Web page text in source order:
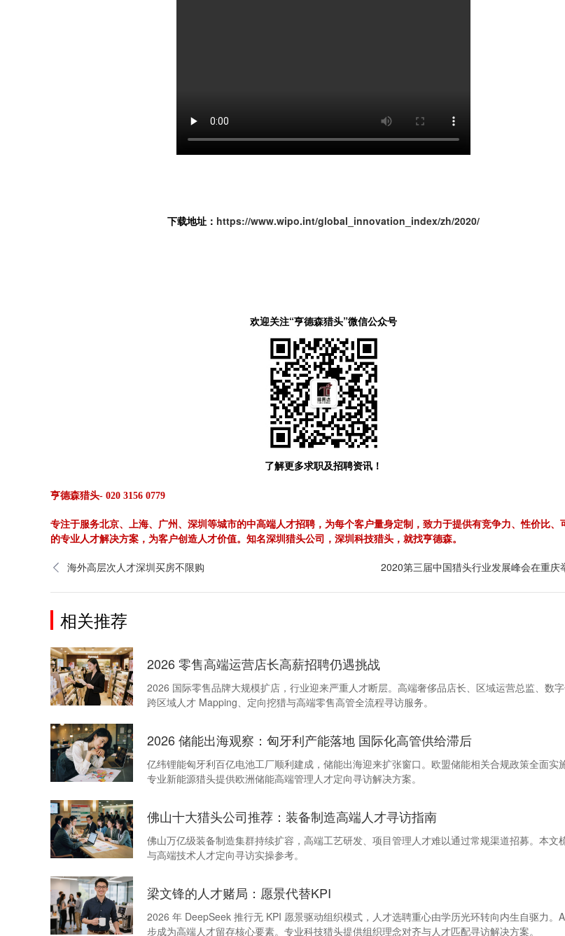
下载地址： https://www.wipo.int/global_innovation_index/zh/2020/
欢迎关注“亨德森猎头”微信公众号
了解更多求职及招聘资讯！
亨德森猎头- 020 3156 0779
专注于服务北京、上海、广州、深圳等城市的中高端人才招聘，为每个客户量身定制，致力于提供有竞争力、性价比、
的专业人才解决方案，为客户创造人才价值。知名深圳猎头公司，深圳科技猎头，就找亨德森。
海外高层次人才深圳买房不限购 2020第三届中国猎头行业发展峰会在重庆
相关推荐
2026 零售高端运营店长高薪招聘仍遇挑战
2026 国际零售品牌大规模扩店，行业迎来严重人才断层。高端奢侈品店长、区域运营总监、数
跨区域人才 Mapping、定向挖猎与高端零售高管全流程寻访服务。
2026 储能出海观察：匈牙利产能落地 国际化高管供给滞后
亿纬锂能匈牙利百亿电池工厂顺利建成，储能出海迎来扩张窗口。欧盟储能相关合规政策全面实
专业新能源猎头提供欧洲储能高端管理人才定向寻访解决方案。
佛山十大猎头公司推荐：装备制造高端人才寻访指南
佛山万亿级装备制造集群持续扩容，高端工艺研发、项目管理人才难以通过常规渠道招募。本
与高端技术人才定向寻访实操参考。
梁文锋的人才赌局：愿景代替KPI
2026 年 DeepSeek 推行无 KPI 愿景驱动组织模式，人才选聘重心由学历光环转向内生自驱力
步成为高端人才留存核心要素。专业科技猎头提供组织理念对齐与人才匹配寻访解决方案。